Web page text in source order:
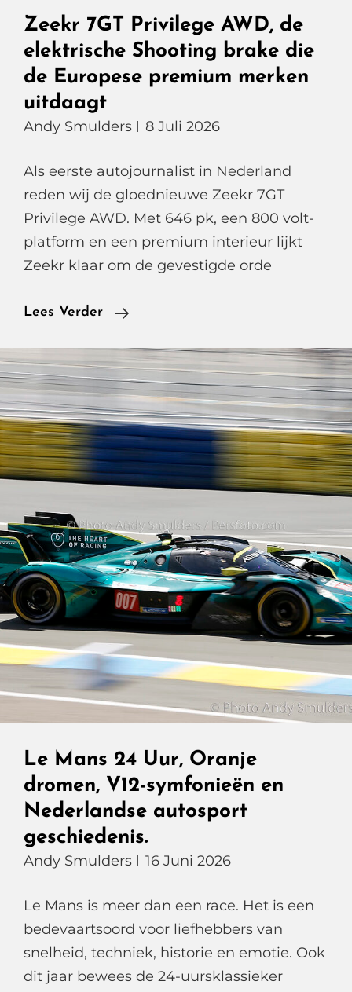
Zeekr 7GT Privilege AWD, de
elektrische Shooting brake die
de Europese premium merken
uitdaagt
Andy Smulders 8 Juli 2026
Als eerste autojournalist in Nederland
reden wij de gloednieuwe Zeekr 7GT
Privilege AWD. Met 646 pk, een 800 volt-
platform en een premium interieur lijkt
Zeekr klaar om de gevestigde orde
Lees Verder
Zeekr
Privilege
AWD,
De
Elektrische
Shooting
Brake
De
Europese
Premium
Merken
Uitdaagt
Le Mans 24 Uur, Oranje
dromen, V12-symfonieën en
Nederlandse autosport
geschiedenis.
Andy Smulders 16 Juni 2026
Le Mans is meer dan een race. Het is een
bedevaartsoord voor liefhebbers van
snelheid, techniek, historie en emotie. Ook
dit jaar bewees de 24-uursklassieker